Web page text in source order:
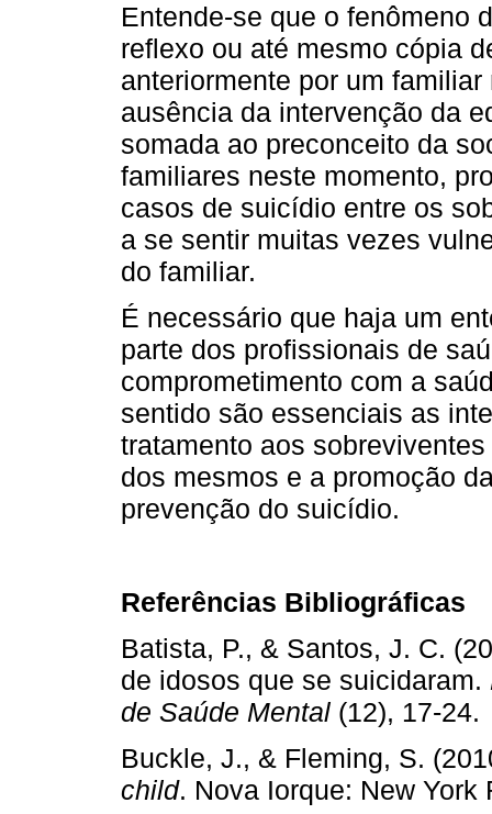
Entende-se que o fenômeno
reflexo ou até mesmo cópia
anteriormente por um
ausência da intervenção da
somada ao preconceito da
familiares neste momento,
casos de suicídio entre os
a se sentir muitas vezes
do familiar.
É necessário que haja um
parte dos profissionais de
comprometimento com a
sentido são essenciais as
tratamento aos
dos mesmos e a promoção
prevenção do suicídio.
Referências Bibliográficas
Batista, P., & Santos, J. C.
de idosos que se suicidaram.
de Saúde Mental (12),
Buckle, J., & Fleming, S.
child. Nova Iorque: New